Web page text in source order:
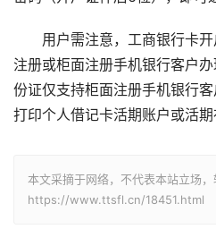
用户需注意，工商银行卡开
注册或柜面注册手机银行客户
份证仅支持柜面注册手机银行
打印个人借记卡活期账户或活期
本文采摘于网络，不代表本站立场，
https://www.ttsfl.cn/18451.html